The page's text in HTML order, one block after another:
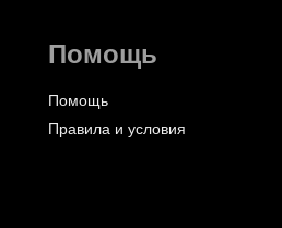
Помощь
Помощь
Правила и условия